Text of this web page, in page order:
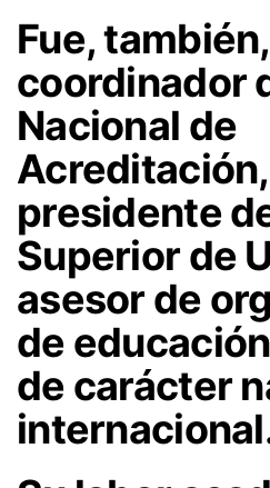
Fue, también,
coordinador
Nacional de
Acreditación,
presidente
Superior de
asesor de
de
de carácter